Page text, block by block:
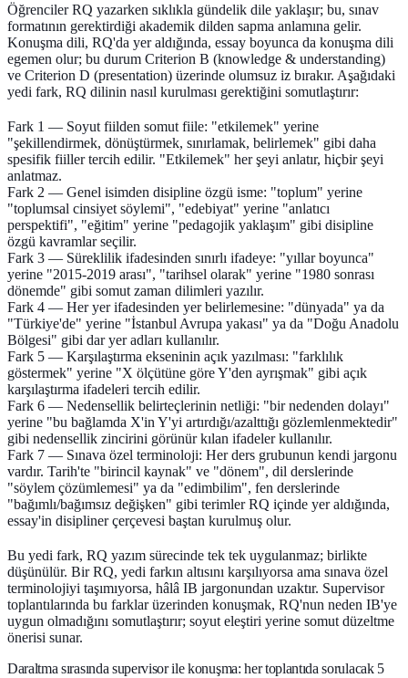
Öğrenciler RQ yazarken sıklıkla gündelik dile yaklaşır; bu, sınav
formatının gerektirdiği akademik dilden sapma anlamına gelir.
Konuşma dili, RQ'da yer aldığında, essay boyunca da konuşma dili
egemen olur; bu durum Criterion B (knowledge & understanding)
ve Criterion D (presentation) üzerinde olumsuz iz bırakır. Aşağıdaki
yedi fark, RQ dilinin nasıl kurulması gerektiğini somutlaştırır:
Fark 1 — Soyut fiilden somut fiile: "etkilemek" yerine
"şekillendirmek, dönüştürmek, sınırlamak, belirlemek" gibi daha
spesifik fiiller tercih edilir. "Etkilemek" her şeyi anlatır, hiçbir şeyi
anlatmaz.
Fark 2 — Genel isimden disipline özgü isme: "toplum" yerine
"toplumsal cinsiyet söylemi", "edebiyat" yerine "anlatıcı
perspektifi", "eğitim" yerine "pedagojik yaklaşım" gibi disipline
özgü kavramlar seçilir.
Fark 3 — Süreklilik ifadesinden sınırlı ifadeye: "yıllar boyunca"
yerine "2015-2019 arası", "tarihsel olarak" yerine "1980 sonrası
dönemde" gibi somut zaman dilimleri yazılır.
Fark 4 — Her yer ifadesinden yer belirlemesine: "dünyada" ya da
"Türkiye'de" yerine "İstanbul Avrupa yakası" ya da "Doğu Anadolu
Bölgesi" gibi dar yer adları kullanılır.
Fark 5 — Karşılaştırma ekseninin açık yazılması: "farklılık
göstermek" yerine "X ölçütüne göre Y'den ayrışmak" gibi açık
karşılaştırma ifadeleri tercih edilir.
Fark 6 — Nedensellik belirteçlerinin netliği: "bir nedenden dolayı"
yerine "bu bağlamda X'in Y'yi artırdığı/azalttığı gözlemlenmektedir"
gibi nedensellik zincirini görünür kılan ifadeler kullanılır.
Fark 7 — Sınava özel terminoloji: Her ders grubunun kendi jargonu
vardır. Tarih'te "birincil kaynak" ve "dönem", dil derslerinde
"söylem çözümlemesi" ya da "edimbilim", fen derslerinde
"bağımlı/bağımsız değişken" gibi terimler RQ içinde yer aldığında,
essay'in disipliner çerçevesi baştan kurulmuş olur.
Bu yedi fark, RQ yazım sürecinde tek tek uygulanmaz; birlikte
düşünülür. Bir RQ, yedi farkın altısını karşılıyorsa ama sınava özel
terminolojiyi taşımıyorsa, hâlâ IB jargonundan uzaktır. Supervisor
toplantılarında bu farklar üzerinden konuşmak, RQ'nun neden IB'ye
uygun olmadığını somutlaştırır; soyut eleştiri yerine somut düzeltme
önerisi sunar.
Daraltma sırasında supervisor ile konuşma: her toplantıda sorulacak 5